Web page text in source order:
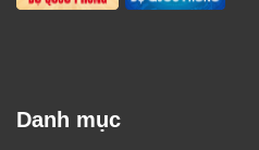
Danh mục